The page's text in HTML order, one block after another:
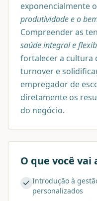
exponencialmente o
produtividade e o
Compreender as
saúde integral e
fortalecer a cultura
turnover e
empregador de
diretamente os
do negócio.
O que você vai
Introdução à
personalizados